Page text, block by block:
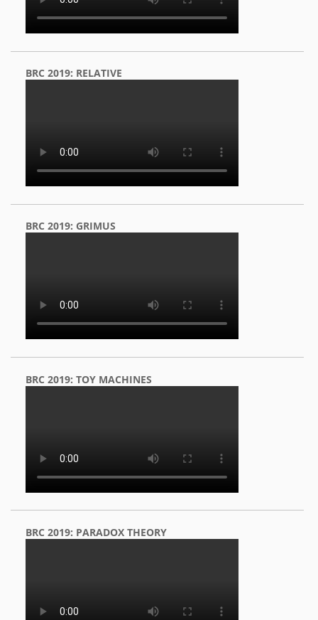
BRC 2019: RELATIVE
BRC 2019: GRIMUS
BRC 2019: TOY MACHINES
BRC 2019: PARADOX THEORY